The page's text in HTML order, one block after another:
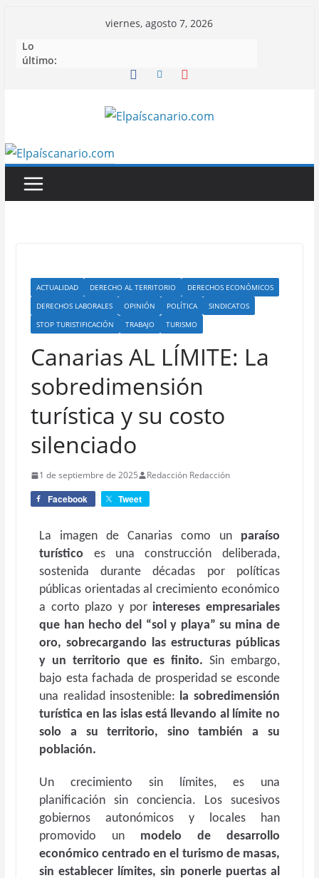
contenido
viernes, agosto 7, 2026
Lo
último:
ACTUALIDAD DERECHO AL TERRITORIO
DERECHOS ECONÓMICOS
DERECHOS LABORALES
OPINIÓN POLÍTICA
SINDICATOS
STOP TURISTIFICACIÓN
TRABAJO TURISMO
Canarias AL LÍMITE: La
sobredimensión
turística y su costo
silenciado
1 de septiembre de 2025 Redacción Redacción
Facebook Tweet
La imagen de Canarias como un paraíso
turístico es una construcción deliberada,
sostenida durante décadas por políticas
públicas orientadas al crecimiento económico
a corto plazo y porintereses empresariales
que han hecho del “sol y playa” su mina de
oro, sobrecargando las estructuras públicas
y un territorio que es finito. Sin embargo,
bajo esta fachada de prosperidad se esconde
una realidad insostenible: la sobredimensión
turística en las islas está llevando al límite no
solo a su territorio, sino también a su
población.
Un crecimiento sin límites, es una
planificación sin conciencia. Los sucesivos
gobiernos autonómicos y locales han
promovido un modelo de desarrollo
económico centrado en el turismo de masas,
sin establecer límites, sin ponerle puertas al